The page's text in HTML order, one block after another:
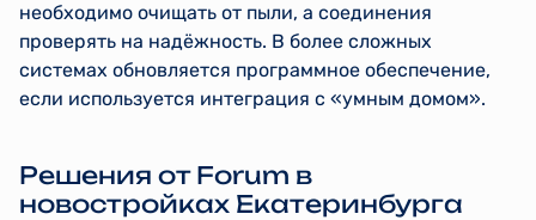
необходимо очищать от пыли, а соединения
проверять на надёжность. В более сложных
системах обновляется программное обеспечение,
если используется интеграция с «умным домом».
Решения от Forum в
новостройках Екатеринбурга